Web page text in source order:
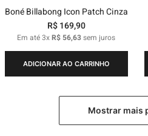
Boné Billabong Icon Patch Cinza
R$ 169,90
Em até3xR$ 56,63sem juros
ADICIONAR AO CARRINHO